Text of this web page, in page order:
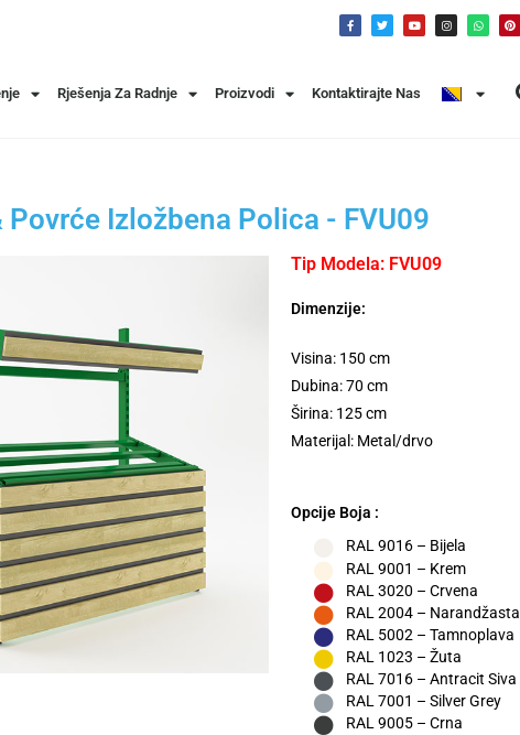
Rješenja Za Radnje Proizvodi Kontaktirajte Nas
Povrće Izložbena Polica - FVU09
Tip Modela: FVU09
Dimenzije:
Visina: 150 cm
Dubina: 70 cm
Širina: 125 cm
Materijal: Metal/drvo
Opcije Boja :
RAL 9016 – Bijela
RAL 9001 – Krem
RAL 3020 – Crvena
RAL 2004 – Narandžasta
RAL 5002 – Tamnoplava
RAL 1023 – Žuta
RAL 7016 – Antracit Siva
RAL 7001 – Silver Grey
RAL 9005 – Crna